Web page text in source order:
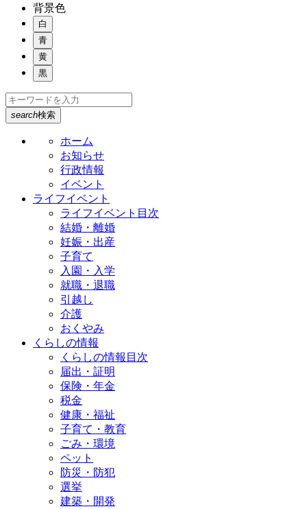
背景色
白
青
黄
黒
search検索
ホーム
お知らせ
行政情報
イベント
ライフイベント
ライフイベント目次
結婚・離婚
妊娠・出産
子育て
入園・入学
就職・退職
引越し
介護
おくやみ
くらしの情報
くらしの情報目次
届出・証明
保険・年金
税金
健康・福祉
子育て・教育
ごみ・環境
ペット
防災・防犯
選挙
建築・開発